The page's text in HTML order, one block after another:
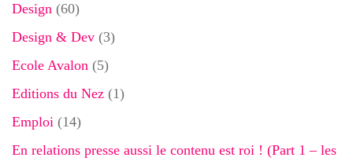
Design (60)
Design & Dev (3)
Ecole Avalon (5)
Editions du Nez (1)
Emploi (14)
En relations presse aussi le contenu est roi ! (Part 1 – les